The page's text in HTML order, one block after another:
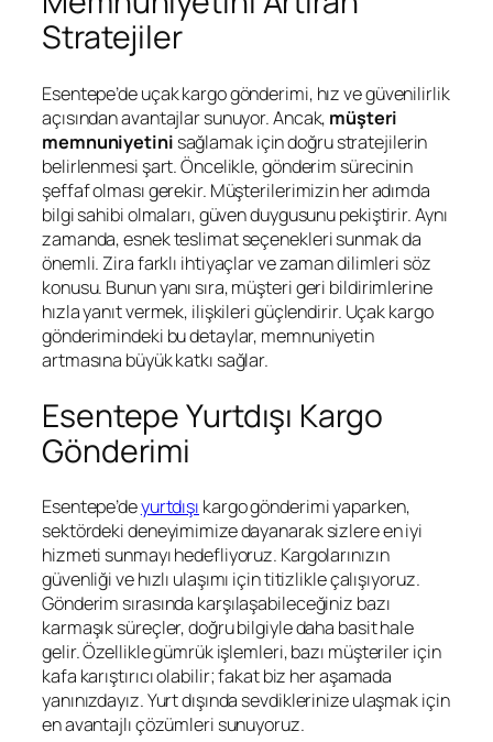
Stratejiler
Esentepe’de uçak kargo gönderimi, hız ve güvenilirlik
açısından avantajlar sunuyor. Ancak, müşteri
memnuniyetini sağlamak için doğru stratejilerin
belirlenmesi şart. Öncelikle, gönderim sürecinin
şeffaf olması gerekir. Müşterilerimizin her adımda
bilgi sahibi olmaları, güven duygusunu pekiştirir. Aynı
zamanda, esnek teslimat seçenekleri sunmak da
önemli. Zira farklı ihtiyaçlar ve zaman dilimleri söz
konusu. Bunun yanı sıra, müşteri geri bildirimlerine
hızla yanıt vermek, ilişkileri güçlendirir. Uçak kargo
gönderimindeki bu detaylar, memnuniyetin
artmasına büyük katkı sağlar.
Esentepe Yurtdışı Kargo
Gönderimi
Esentepe’deyurtdışı kargo gönderimi yaparken,
sektördeki deneyimimize dayanarak sizlere en iyi
hizmeti sunmayı hedefliyoruz. Kargolarınızın
güvenliği ve hızlı ulaşımı için titizlikle çalışıyoruz.
Gönderim sırasında karşılaşabileceğiniz bazı
karmaşık süreçler, doğru bilgiyle daha basit hale
gelir. Özellikle gümrük işlemleri, bazı müşteriler için
kafa karıştırıcı olabilir; fakat biz her aşamada
yanınızdayız. Yurt dışında sevdiklerinize ulaşmak için
en avantajlı çözümleri sunuyoruz.